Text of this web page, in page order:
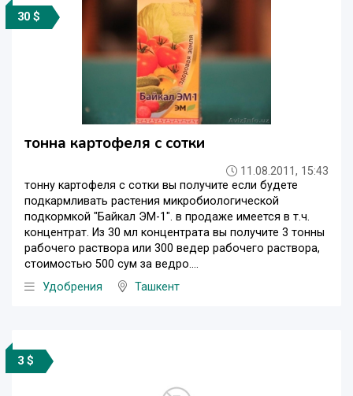
30 $
тонна картофеля с сотки
11.08.2011, 15:43
тонну картофеля с сотки вы получите если будете
подкармливать растения микробиологической
подкормкой "Байкал ЭМ-1". в продаже имеется в т.ч.
концентрат. Из 30 мл концентрата вы получите 3 тонны
рабочего раствора или 300 ведер рабочего раствора,
стоимостью 500 сум за ведро....
Удобрения
Ташкент
3 $